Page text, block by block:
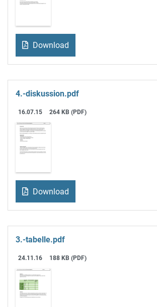
Download
4.-diskussion.pdf
16.07.15 264 KB (PDF)
Download
3.-tabelle.pdf
24.11.16 188 KB (PDF)